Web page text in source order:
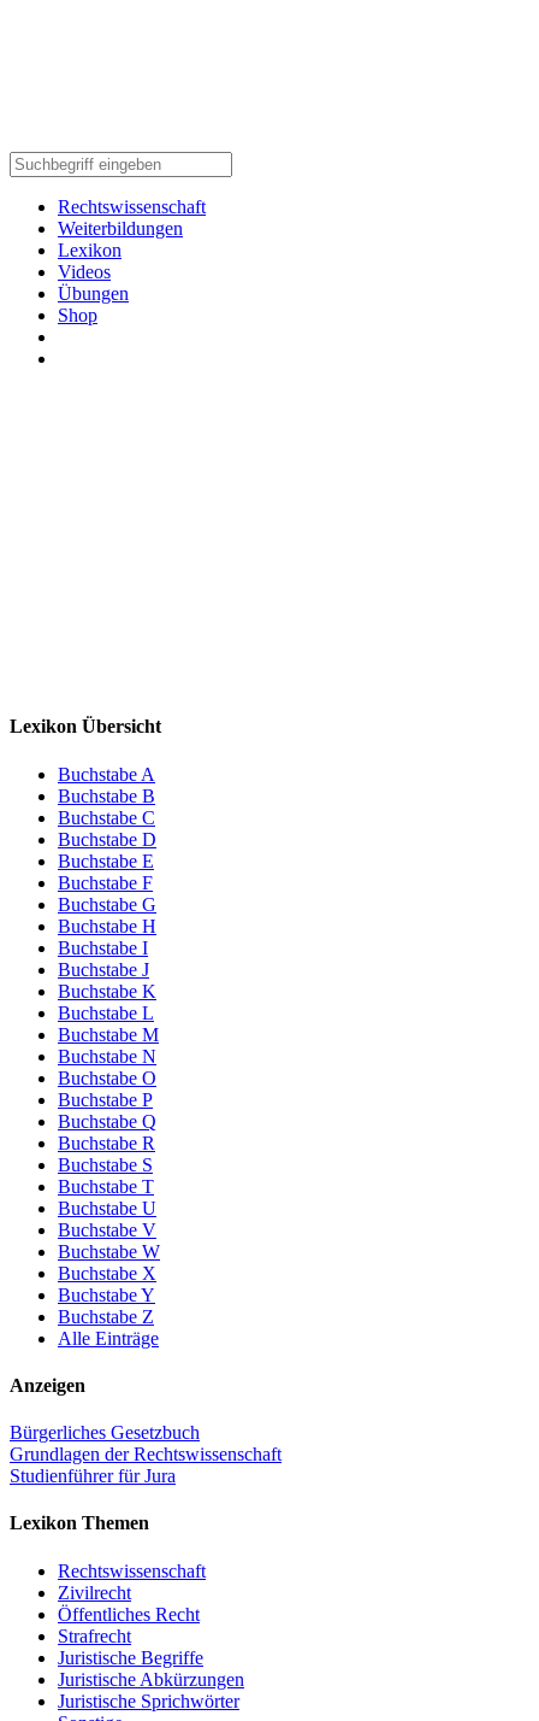
Rechtswissenschaft
Weiterbildungen
Lexikon
Videos
Übungen
Shop
Lexikon Übersicht
Buchstabe A
Buchstabe B
Buchstabe C
Buchstabe D
Buchstabe E
Buchstabe F
Buchstabe G
Buchstabe H
Buchstabe I
Buchstabe J
Buchstabe K
Buchstabe L
Buchstabe M
Buchstabe N
Buchstabe O
Buchstabe P
Buchstabe Q
Buchstabe R
Buchstabe S
Buchstabe T
Buchstabe U
Buchstabe V
Buchstabe W
Buchstabe X
Buchstabe Y
Buchstabe Z
Alle Einträge
Anzeigen
Bürgerliches Gesetzbuch
Grundlagen der Rechtswissenschaft
Studienführer für Jura
Lexikon Themen
Rechtswissenschaft
Zivilrecht
Öffentliches Recht
Strafrecht
Juristische Begriffe
Juristische Abkürzungen
Juristische Sprichwörter